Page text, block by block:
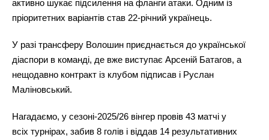
активно шукає підсилення на фланги атаки. Одним із
пріоритетних варіантів став 22-річний українець.
У разі трансферу Волошин приєднається до української
діаспори в команді, де вже виступає Арсеній Батагов, а
нещодавно контракт із клубом підписав і Руслан
Маліновський.
Нагадаємо, у сезоні-2025/26 вінгер провів 43 матчі у
всіх турнірах, забив 8 голів і віддав 14 результативних